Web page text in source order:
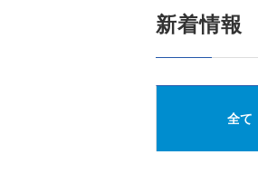
新着情報
全て